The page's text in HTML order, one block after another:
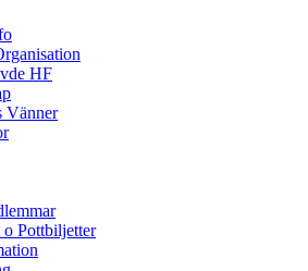
HF
Vänner
o Pottbiljetter